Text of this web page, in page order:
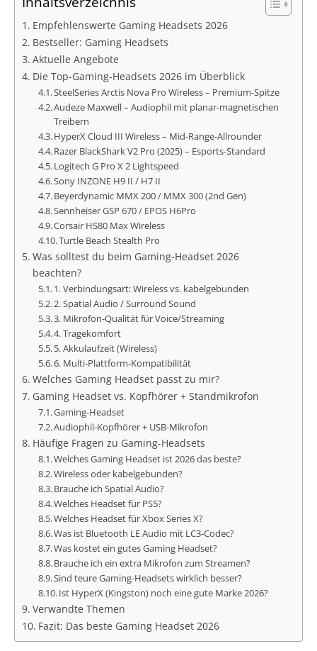
Empfehlenswerte Gaming Headsets 2026
Bestseller: Gaming Headsets
Aktuelle Angebote
Die Top-Gaming-Headsets 2026 im Überblick
SteelSeries Arctis Nova Pro Wireless – Premium-Spitze
Audeze Maxwell – Audiophil mit planar-magnetischen
Treibern
HyperX Cloud III Wireless – Mid-Range-Allrounder
Razer BlackShark V2 Pro (2025) – Esports-Standard
Logitech G Pro X 2 Lightspeed
Sony INZONE H9 II / H7 II
Beyerdynamic MMX 200 / MMX 300 (2nd Gen)
Sennheiser GSP 670 / EPOS H6Pro
Corsair HS80 Max Wireless
Turtle Beach Stealth Pro
Was solltest du beim Gaming-Headset 2026
beachten?
1. Verbindungsart: Wireless vs. kabelgebunden
2. Spatial Audio / Surround Sound
3. Mikrofon-Qualität für Voice/Streaming
4. Tragekomfort
5. Akkulaufzeit (Wireless)
6. Multi-Plattform-Kompatibilität
Welches Gaming Headset passt zu mir?
Gaming Headset vs. Kopfhörer + Standmikrofon
Gaming-Headset
Audiophil-Kopfhörer + USB-Mikrofon
Häufige Fragen zu Gaming-Headsets
Welches Gaming Headset ist 2026 das beste?
Wireless oder kabelgebunden?
Brauche ich Spatial Audio?
Welches Headset für PS5?
Welches Headset für Xbox Series X?
Was ist Bluetooth LE Audio mit LC3-Codec?
Was kostet ein gutes Gaming Headset?
Brauche ich ein extra Mikrofon zum Streamen?
Sind teure Gaming-Headsets wirklich besser?
Ist HyperX (Kingston) noch eine gute Marke 2026?
Verwandte Themen
Fazit: Das beste Gaming Headset 2026